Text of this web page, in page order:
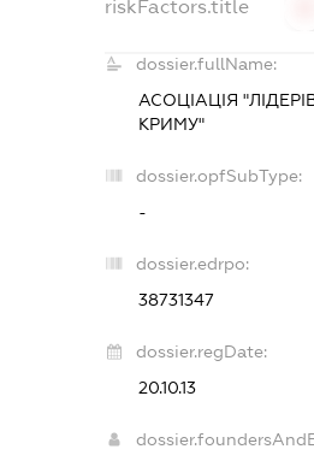
riskFactors.title
dossier.fullName:
АСОЦІАЦІЯ
КРИМУ"
dossier.opfSubType:
-
dossier.edrpo:
38731347
dossier.regDate:
20.10.13